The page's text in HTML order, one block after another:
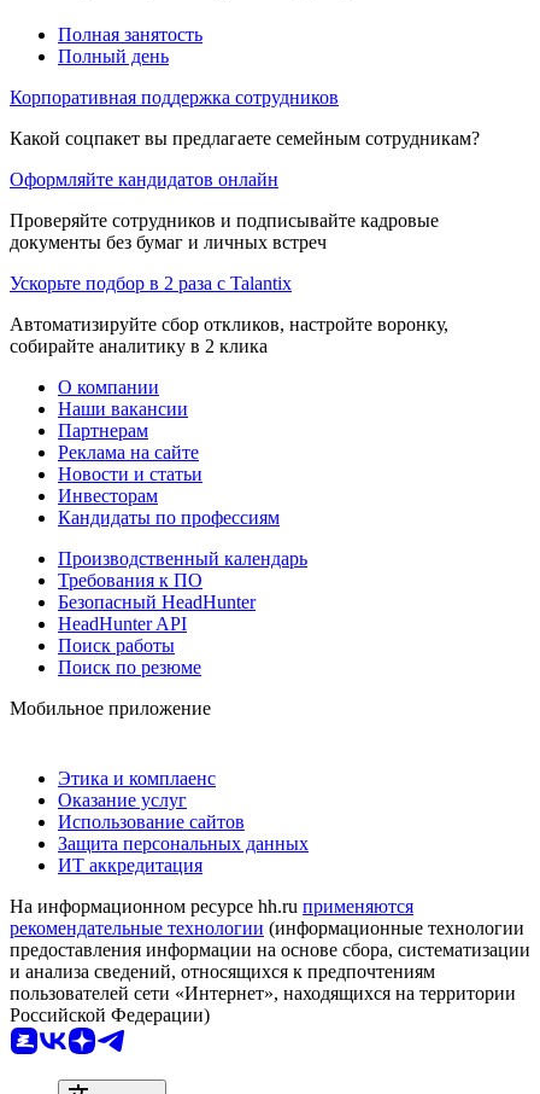
Полная занятость
Полный день
Корпоративная поддержка сотрудников
Какой соцпакет вы предлагаете семейным сотрудникам?
Оформляйте кандидатов онлайн
Проверяйте сотрудников и подписывайте кадровые
документы без бумаг и личных встреч
Ускорьте подбор в 2 раза с Talantix
Автоматизируйте сбор откликов, настройте воронку,
собирайте аналитику в 2 клика
О компании
Наши вакансии
Партнерам
Реклама на сайте
Новости и статьи
Инвесторам
Кандидаты по профессиям
Производственный календарь
Требования к ПО
Безопасный HeadHunter
HeadHunter API
Поиск работы
Поиск по резюме
Мобильное приложение
Этика и комплаенс
Оказание услуг
Использование сайтов
Защита персональных данных
ИТ аккредитация
На информационном ресурсе hh.ru применяются
рекомендательные технологии (информационные технологии
предоставления информации на основе сбора, систематизации
и анализа сведений, относящихся к предпочтениям
пользователей сети «Интернет», находящихся на территории
Российской Федерации)